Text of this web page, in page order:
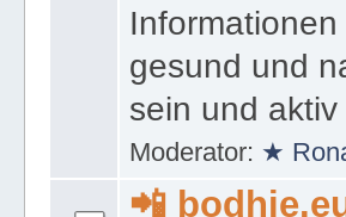
gesund und
sein und
Moderator: ★
📲